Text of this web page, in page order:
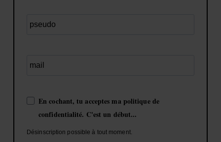
En cochant, tu acceptes ma politique de
confidentialité. C'est un début...
Désinscription possible à tout moment.